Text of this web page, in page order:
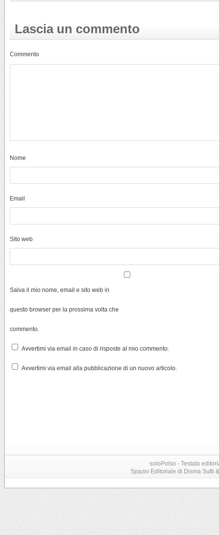
Lascia un commento
Commento
Nome
Email
Sito web
Salva il mio nome, email e sito web in
questo browser per la prossima volta che
commento.
Avvertimi via email in caso di risposte al mio commento.
Avvertimi via email alla pubblicazione di un nuovo articolo.
soloPolso - Testata
Spazio Editoriale di Disma Sutti